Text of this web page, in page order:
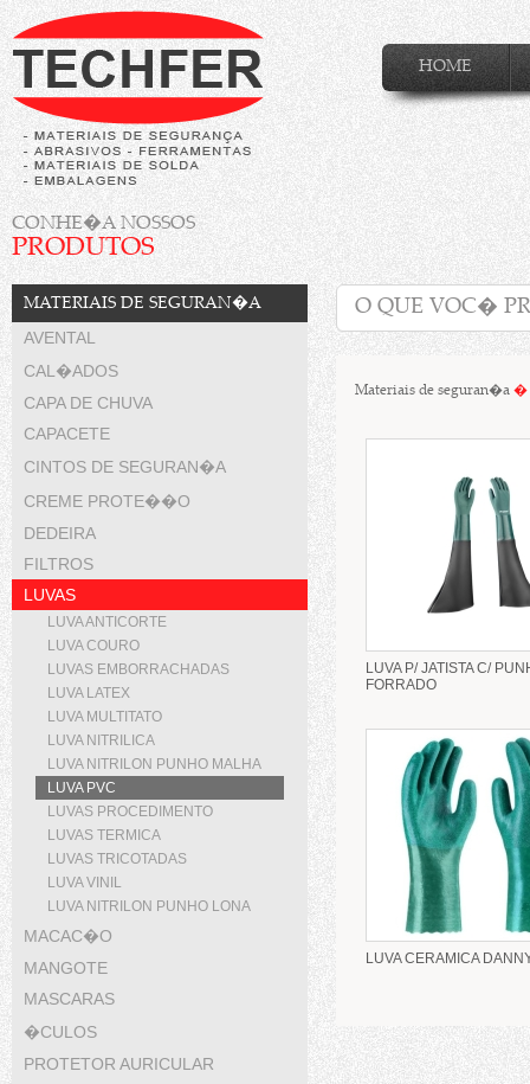
HOME
CONHE�A NOSSOS
PRODUTOS
MATERIAIS DE SEGURAN�A
AVENTAL
CAL�ADOS
CAPA DE CHUVA
CAPACETE
CINTOS DE SEGURAN�A
CREME PROTE��O
DEDEIRA
FILTROS
LUVAS
LUVA ANTICORTE
LUVA COURO
LUVAS EMBORRACHADAS
LUVA LATEX
LUVA MULTITATO
LUVA NITRILICA
LUVA NITRILON PUNHO MALHA
LUVA PVC
LUVAS PROCEDIMENTO
LUVAS TERMICA
LUVAS TRICOTADAS
LUVA VINIL
LUVA NITRILON PUNHO LONA
MACAC�O
MANGOTE
MASCARAS
�CULOS
PROTETOR AURICULAR
Materiais de seguran�a �
LUVA P/ JATISTA C/
FORRADO
LUVA CERAMICA